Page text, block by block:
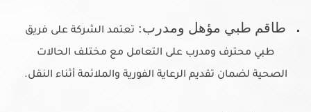
طاقم طبي مؤهل ومدرب: تعتمد الشركة على فريق
طبي محترف ومدرب على التعامل مع مختلف الحالات
الصحية لضمان تقديم الرعاية الفورية والملائمة أثناء النقل.